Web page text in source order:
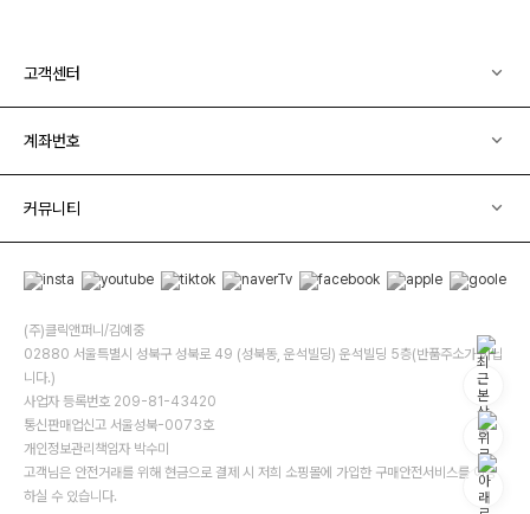
고객센터
계좌번호
커뮤니티
(주)클릭앤퍼니/김예중
02880 서울특별시 성북구 성북로 49 (성북동, 운석빌딩) 운석빌딩 5층(반품주소가 아닙
니다.)
사업자 등록번호 209-81-43420
통신판매업신고 서울성북-0073호
개인정보관리책임자 박수미
고객님은 안전거래를 위해 현금으로 결제 시 저희 소핑몰에 가입한 구매안전서비스를 이용
하실 수 있습니다.